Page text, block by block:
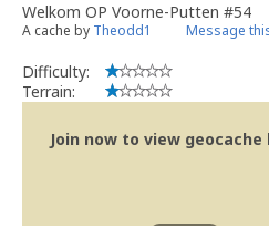
Welkom OP Voorne-Putten #54
A cache by Theodd1 Message
Difficulty:
Terrain:
Join now to view